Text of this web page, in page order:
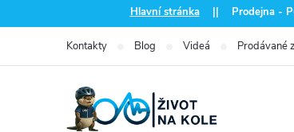
na
Hlavní stránka|| Prodejna -
Kontakty Blog Videá Prodávané